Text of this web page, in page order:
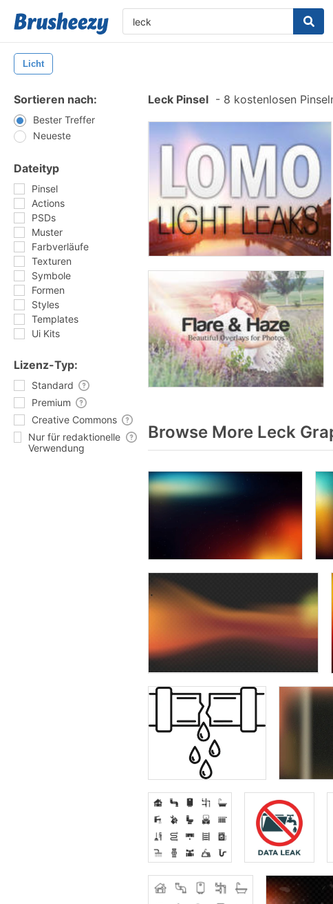
Licht
Sortieren nach:
Bester Treffer
Neueste
Dateityp
Pinsel
Actions
PSDs
Muster
Farbverläufe
Texturen
Symbole
Formen
Styles
Templates
Ui Kits
Lizenz-Typ:
Standard
Premium
Creative Commons
Nur für redaktionelle
Verwendung
Leck Pinsel - 8 kostenlosen
Browse More Leck